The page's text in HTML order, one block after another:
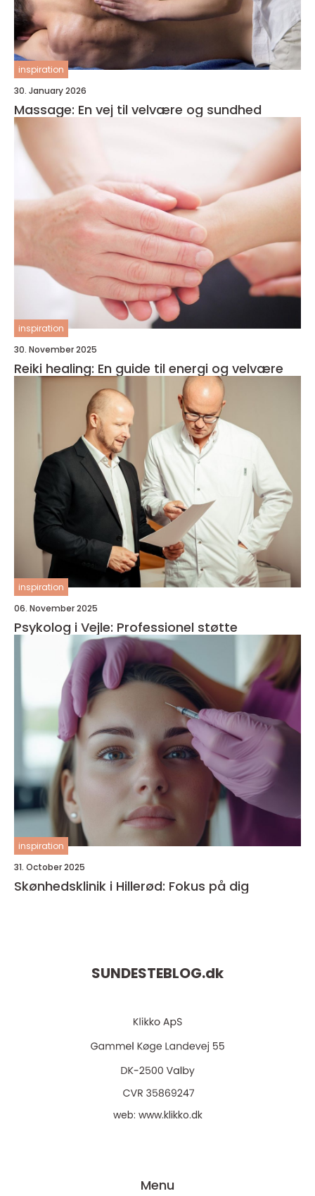
inspiration
30. January 2026
Massage: En vej til velvære og sundhed
inspiration
30. November 2025
Reiki healing: En guide til energi og velvære
inspiration
06. November 2025
Psykolog i Vejle: Professionel støtte
inspiration
31. October 2025
Skønhedsklinik i Hillerød: Fokus på dig
SUNDESTEBLOG.dk
web: www.klikko.dk
Menu